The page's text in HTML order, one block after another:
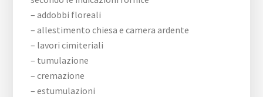
– addobbi floreali
– allestimento chiesa e camera ardente
– lavori cimiteriali
– tumulazione
– cremazione
– estumulazioni